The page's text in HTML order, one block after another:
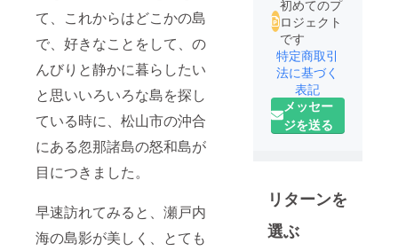
て、これからはどこかの島
で、好きなことをして、の
んびりと静かに暮らしたい
と思いいろいろな島を探し
ている時に、松山市の沖合
にある忽那諸島の怒和島が
目につきました。
早速訪れてみると、瀬戸内
海の島影が美しく、とても
初めてのプ
ロジェクト
です
特定商取引
法に基づく
表記
メッセー
ジを送る
リターンを
選ぶ